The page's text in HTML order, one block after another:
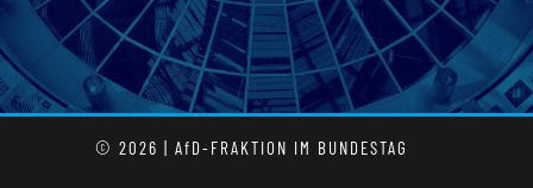
© 2026 | AfD-FRAKTION IM BUNDESTAG